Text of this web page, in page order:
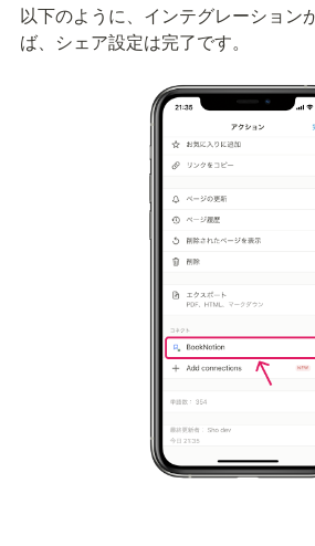
以下のように、インテグレーション
ば、シェア設定は完了です。